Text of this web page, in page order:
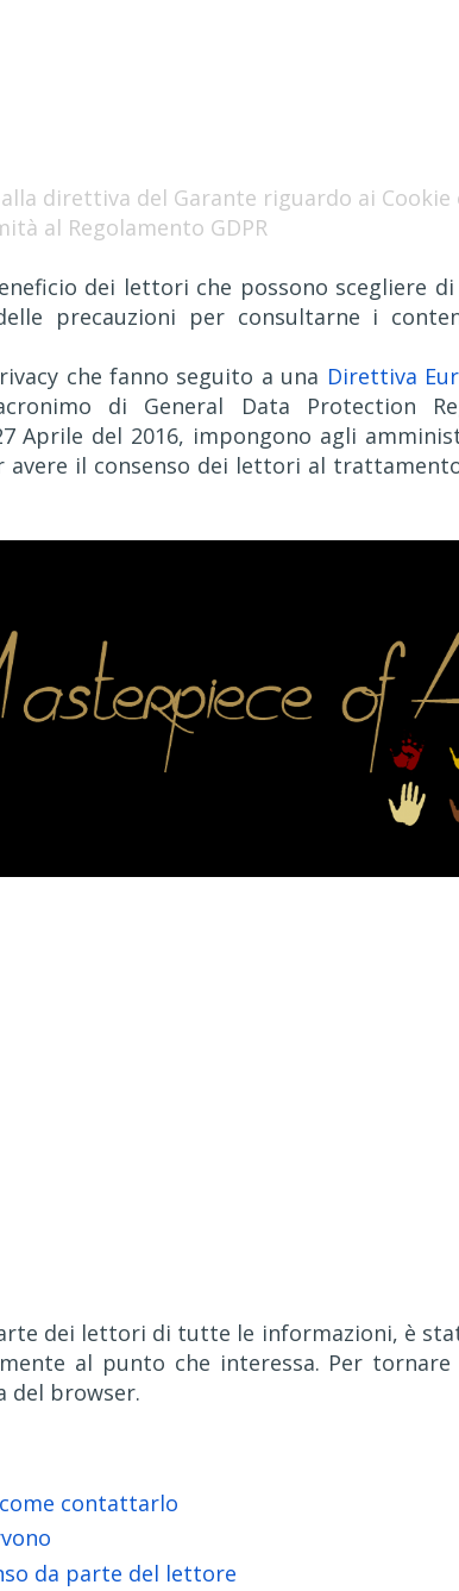
direttiva del Garante riguardo ai Cookie
al Regolamento GDPR
dei lettori che possono scegliere di
precauzioni per consultarne i
che fanno seguito a una Direttiva
di General Data Protection
Aprile del 2016, impongono agli
avere il consenso dei lettori al
dei lettori di tutte le informazioni, è
al punto che interessa. Per tornare
del browser.
contattarlo
da parte del lettore